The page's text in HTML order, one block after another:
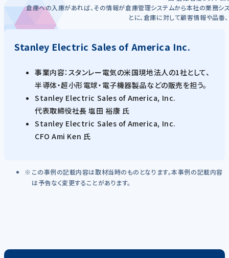
倉庫への入庫があれば、その情報が倉庫管理システムから本社の業務シ
とに、倉庫に対して顧客情報や品番
Stanley Electric Sales of America Inc.
事業内容：スタンレー電気の米国現地法人の1社として、
半導体・超小形電球・電子機器製品などの販売を担う。
Stanley Electric Sales of America, Inc.
代表取締役社長 塩田 裕康 氏
Stanley Electric Sales of America, Inc.
CFO Ami Ken 氏
この事例の記載内容は取材当時のものとなります。本事例の記載内容
は予告なく変更することがあります。